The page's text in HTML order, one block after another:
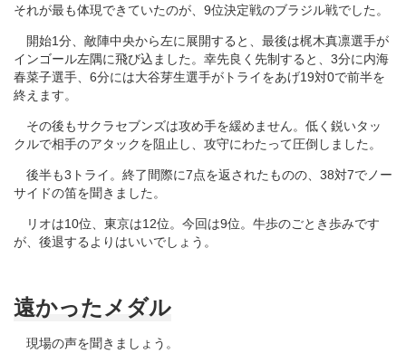
それが最も体現できていたのが、9位決定戦のブラジル戦でした。
開始1分、敵陣中央から左に展開すると、最後は梶木真凛選手が
インゴール左隅に飛び込ました。幸先良く先制すると、3分に内海
春菜子選手、6分には大谷芽生選手がトライをあげ19対0で前半を
終えます。
その後もサクラセブンズは攻め手を緩めません。低く鋭いタッ
クルで相手のアタックを阻止し、攻守にわたって圧倒しました。
後半も3トライ。終了間際に7点を返されたものの、38対7でノー
サイドの笛を聞きました。
リオは10位、東京は12位。今回は9位。牛歩のごとき歩みです
が、後退するよりはいいでしょう。
遠かったメダル
現場の声を聞きましょう。